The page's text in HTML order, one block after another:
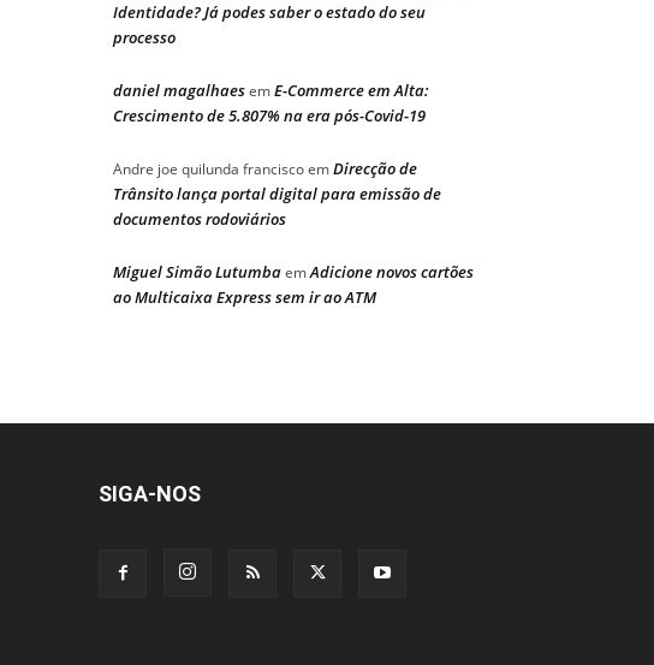
Identidade? Já podes saber o estado do seu
processo
daniel magalhaesemE-Commerce em Alta:
Crescimento de 5.807% na era pós-Covid-19
Andre joe quilunda franciscoemDirecção de
Trânsito lança portal digital para emissão de
documentos rodoviários
Miguel Simão LutumbaemAdicione novos cartões
ao Multicaixa Express sem ir ao ATM
SIGA-NOS